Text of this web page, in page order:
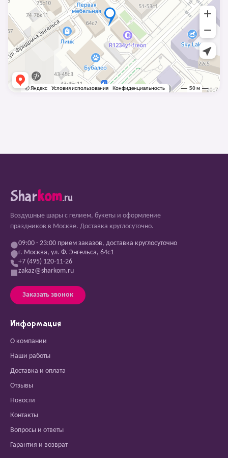
Sharkom.ru
Воздушные шары с гелием, букеты и оформление
праздников в Москве. Доставка круглосуточно.
09:00 - 23:00 прием заказов, доставка круглосуточно
г. Москва, ул. Ф. Энгельса, 64с1
+7 (495) 120-11-26
zakaz@sharkom.ru
Заказать звонок
Информация
О компании
Наши работы
Доставка и оплата
Отзывы
Новости
Контакты
Вопросы и ответы
Гарантия и возврат